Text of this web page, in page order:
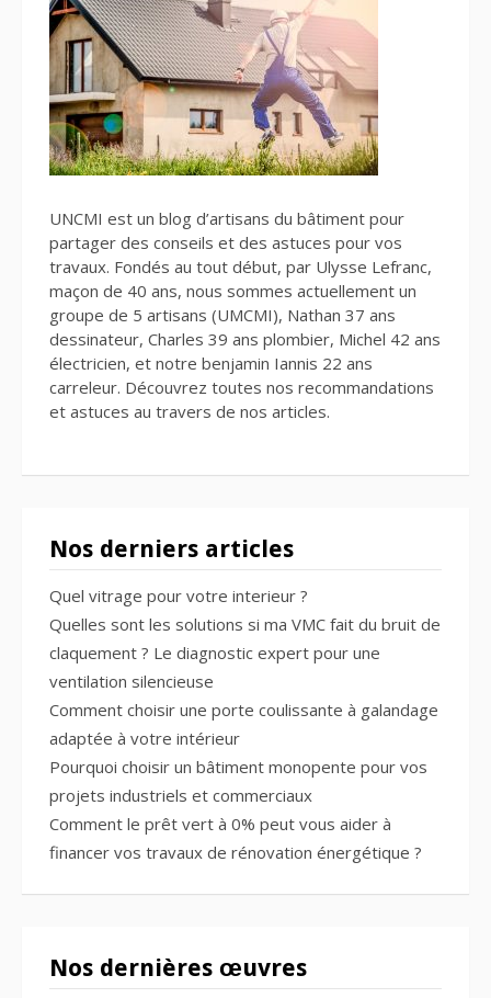
UNCMI est un blog d’artisans du bâtiment pour
partager des conseils et des astuces pour vos
travaux. Fondés au tout début, par Ulysse Lefranc,
maçon de 40 ans, nous sommes actuellement un
groupe de 5 artisans (UMCMI), Nathan 37 ans
dessinateur, Charles 39 ans plombier, Michel 42 ans
électricien, et notre benjamin Iannis 22 ans
carreleur. Découvrez toutes nos recommandations
et astuces au travers de nos articles.
Nos derniers articles
Quel vitrage pour votre interieur ?
Quelles sont les solutions si ma VMC fait du bruit de
claquement ? Le diagnostic expert pour une
ventilation silencieuse
Comment choisir une porte coulissante à galandage
adaptée à votre intérieur
Pourquoi choisir un bâtiment monopente pour vos
projets industriels et commerciaux
Comment le prêt vert à 0% peut vous aider à
financer vos travaux de rénovation énergétique ?
Nos dernières œuvres